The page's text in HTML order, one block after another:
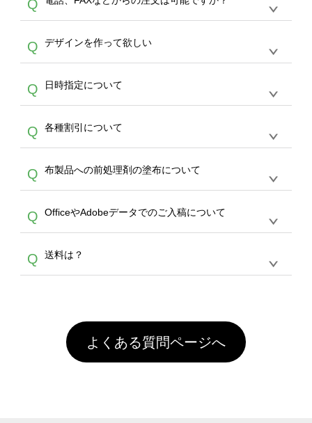
は、サポートが担当するエコバッグコンシェル
やタンブラーコンシェルをご利用ください。製
作する数量が多ければ多いほど、オンデマンド
サービスよりも低価格で製作することが可能で
す。
ドできるデータ形式は、JPG / PNG / AI / PSD /
PDF 形式になります。データの最大サイズ
写真などもアップロード可能です。使用できな
い画像はエラーになります。（※ Illustratorか
らの直接入稿には対応していません。AIで保存
し、デザインツールからアップロードして下さ
い）
Q
A
文のみ受け付けております。30個以上のご製
作をお考えの方は、サポートが担当するエコバ
スをご利用頂ければ、電話やFAX、メールなど
でご注文が可能です。
Q デザインを作って欲しい
A
を作って欲しい。などの場合は、製作数量が
30個以上であれば、サポート担当が、デザイ
バッグコンシェル
サー
ビスをご利用ください。(※ 30個以下の場合
は、デザインツールをご利用ください)
Q 日時指定について
A
ん。発送後18時以降に配送業者・伝票番号を
メールでお知らせいたしますので、直接配送業
者にご連絡いただき調整をお願い致します。
Q 各種割引について
A
カート内で自動的に割引(最大50%)が適用され
ます。 【付与ポイント】購入金額の1％が1ポ
イントとして付与され、次回ご注文時に1ポイ
ント＝1円としてお使いいただけます。ポイン
トは発送完了の翌日に付与され、次回ご注文時
からご利用頂けます。ポイントの有効期限は一
年間です。【会員ランク】過去10カ月のご注
文回数により会員ランク割引(最大5%)が適用
頂いても、ログインがされていなければ、ラン
クにカウントがされません。
Q 布製品への前処理剤の塗布について
A
意点（前処理剤）】カラー生地（Tシャツのホ
ワイト、トートバッグのナチュラル、ホワイト
といって、プリントを定着させるための処理剤
を塗布しており、短納期・低価格で商品をお届
害な性質で、水洗いで落とすことが可能です。
お手数ですが、お客様ご自身にて着用前に落と
していただけますようお願いいたします。※1
通常注文・直送機能でのご注文に関わらず、前
Q OfficeやAdobeデータでのご入稿について
A
ません。いずれのデータも該当デザインのみ画
像(JPEG,PNG,GIF,PDF)に変換、またはAdobe
Q 送料は？
引」などによるお値引きで4,000円未満になる
場合は送料がかかりますので、ご注意くださ
い。
よくある質問ページへ